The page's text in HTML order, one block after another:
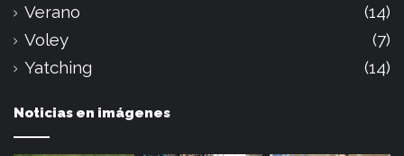
Verano
(14)
Voley
(7)
Yatching
(14)
Noticias en imágenes